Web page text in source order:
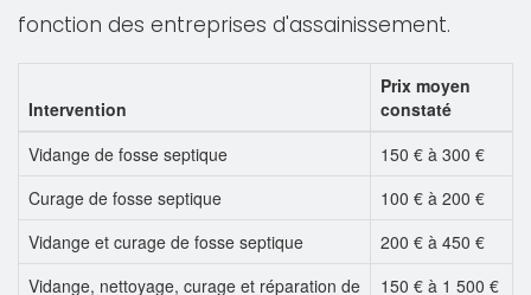
fonction des entreprises d'assainissement.
Intervention
Prix moyen
constaté
Vidange de fosse septique
150 € à 300 €
Curage de fosse septique
100 € à 200 €
Vidange et curage de fosse septique
200 € à 450 €
Vidange, nettoyage, curage et réparation de
150 € à 1 500 €